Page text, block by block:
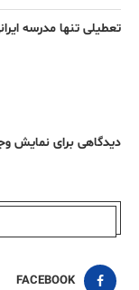
تعطیلی تنها مدرسه
دیدگاهی برای نمایش
FACEBOOK